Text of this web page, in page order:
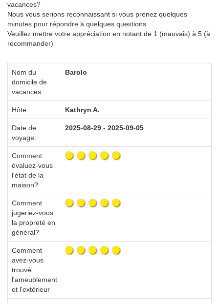
vacances?
Nous vous serions reconnaissant si vous prenez quelques
minutes pour répondre à quelques questions.
Veuillez mettre votre appréciation en notant de 1 (mauvais) à 5 (à
recommander)
Nom du
domicile de
vacances:
Barolo
Hôte: Kathryn A.
Date de
voyage:
2025-08-29 - 2025-09-05
Comment
évaluez-vous
l'état de la
maison?
Comment
jugeriez-vous
la propreté en
général?
Comment
avez-vous
trouvé
l'ameublement
et l'extérieur